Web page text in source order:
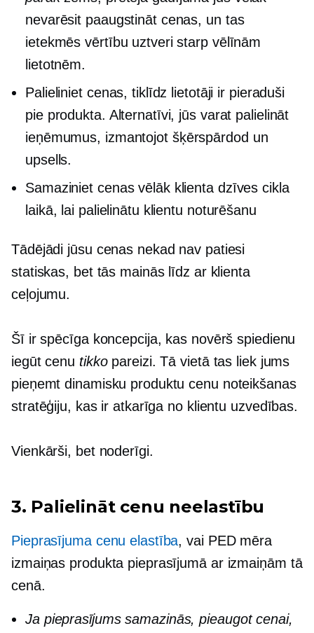
nevarēsit paaugstināt cenas, un tas
ietekmēs vērtību uztveri starp vēlīnām
lietotnēm.
Palieliniet cenas, tiklīdz lietotāji ir pieraduši
pie produkta. Alternatīvi, jūs varat palielināt
ieņēmumus, izmantojot šķērspārdod un
upsells.
Samaziniet cenas vēlāk klienta dzīves cikla
laikā, lai palielinātu klientu noturēšanu
Tādējādi jūsu cenas nekad nav patiesi
statiskas, bet tās mainās līdz ar klienta
ceļojumu.
Šī ir spēcīga koncepcija, kas novērš spiedienu
iegūt cenu tikko pareizi. Tā vietā tas liek jums
pieņemt dinamisku produktu cenu noteikšanas
stratēģiju, kas ir atkarīga no klientu uzvedības.
Vienkārši, bet noderīgi.
3. Palielināt cenu neelastību
Pieprasījuma cenu elastība, vai PED mēra
izmaiņas produkta pieprasījumā ar izmaiņām tā
cenā.
Ja pieprasījums samazinās, pieaugot cenai,